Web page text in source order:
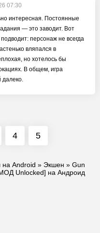
07:30
интересная. Постоянные
— это заводит. Вот
персонаж не всегда
вляпался в
но хотелось бы
В общем, игра
далеко.
4 5
Android » Экшен » Gun
Unlocked] на Андроид